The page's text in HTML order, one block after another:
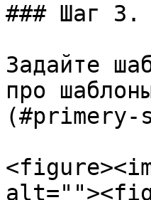
### Шаг 3.
Задайте
про
(#primery-